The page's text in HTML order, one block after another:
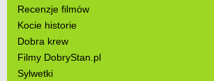
Recenzje filmów
Kocie historie
Dobra krew
Filmy DobryStan.pl
Sylwetki